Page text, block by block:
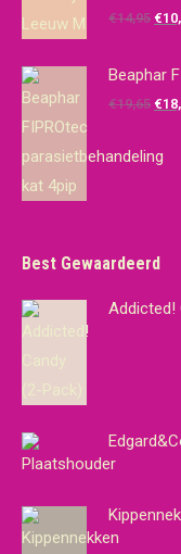
€14,95
was:
€
Beaphar
€19,65
was:
€
Best Gewaardeerd
Addicted!